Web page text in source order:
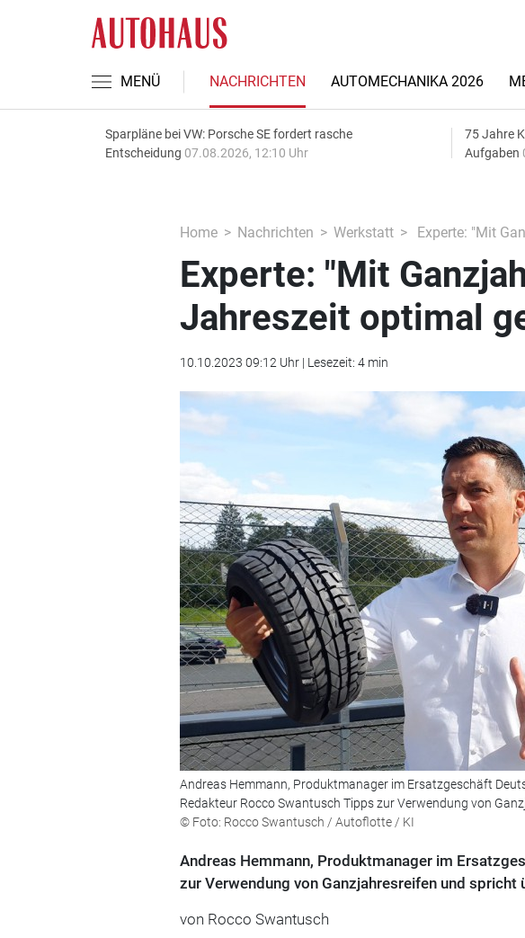
MENÜ NACHRICHTEN AUTOMECHANIKA 2026
Sparpläne bei VW: Porsche SE fordert rasche
Entscheidung 07.08.2026, 12:10 Uhr
75 Jahre
Aufgaben
Home Nachrichten Werkstatt Experte: "Mit
Experte: "Mit
Jahreszeit optimal
10.10.2023 09:12 Uhr | Lesezeit: 4 min
Andreas Hemmann, Produktmanager im Ersatzgeschäft
Redakteur Rocco Swantusch Tipps zur Verwendung von
© Foto: Rocco Swantusch / Autoflotte / KI
Andreas Hemmann, Produktmanager im
zur Verwendung von Ganzjahresreifen und
von Rocco Swantusch